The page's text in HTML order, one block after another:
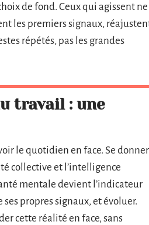
de fond. Ceux qui agissent ne
les premiers signaux,
répétés, pas les grandes
travail : une
le quotidien en face. Se
collective et l’intelligence
mentale devient l’indicateur
propres signaux, et évoluer.
cette réalité en face, sans